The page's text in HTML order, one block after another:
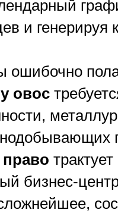
и генерируя
ошибочно
овос
право
бизнес-